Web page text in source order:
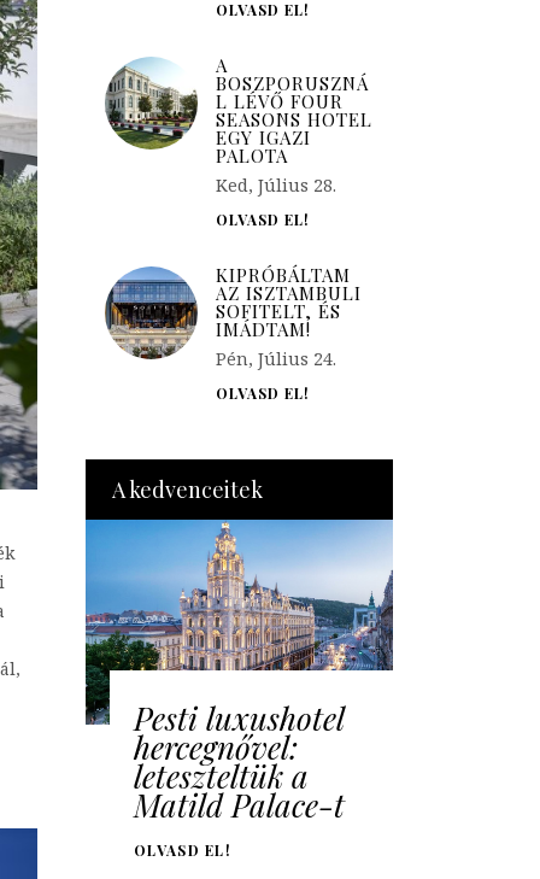
OLVASD EL!
A
BOSZPORUSZNÁ
L LÉVŐ FOUR
SEASONS HOTEL
EGY IGAZI
PALOTA
Ked, Július 28.
OLVASD EL!
KIPRÓBÁLTAM
AZ ISZTAMBULI
SOFITELT, ÉS
IMÁDTAM!
Pén, Július 24.
OLVASD EL!
A kedvenceitek
Pesti luxushotel
hercegnővel:
leteszteltük a
Matild Palace-t
OLVASD EL!